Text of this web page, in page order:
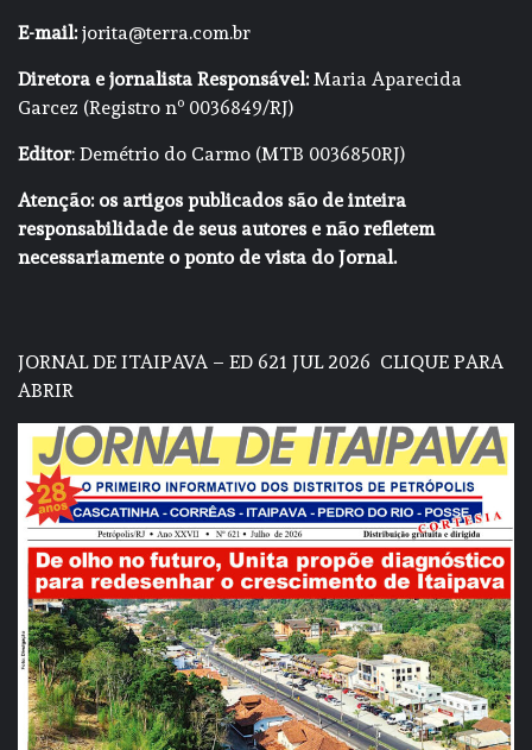
E-mail:jorita@terra.com.br
Diretora e jornalista Responsável:Maria Aparecida
Garcez (Registro nº 0036849/RJ)
Editor: Demétrio do Carmo (MTB 0036850RJ)
Atenção: os artigos publicados são de inteira
responsabilidade de seus autores e não refletem
necessariamente o ponto de vista do Jornal.
JORNAL DE ITAIPAVA – ED 621 JUL 2026 CLIQUE PARA
ABRIR